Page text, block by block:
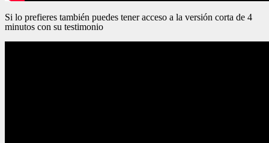
Si lo prefieres también puedes tener acceso a la versión corta de 4
minutos con su testimonio